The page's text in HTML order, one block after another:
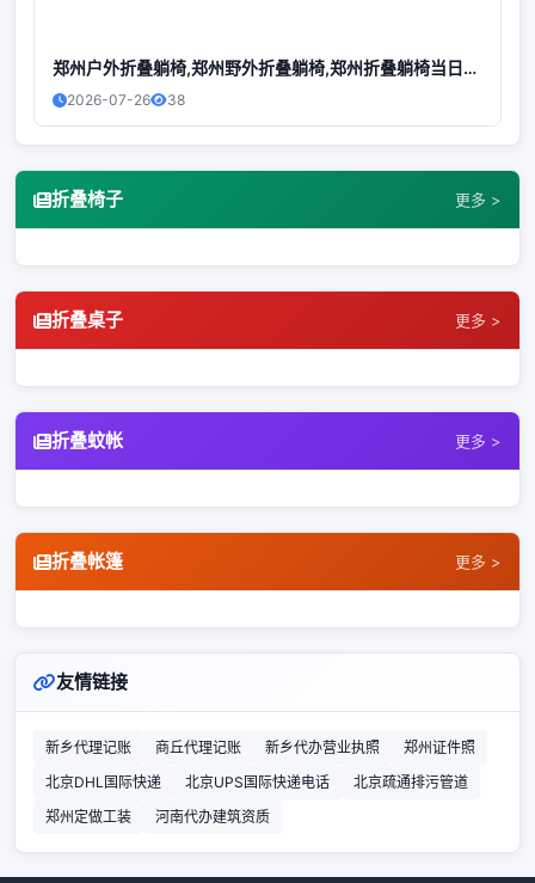
郑州户外折叠躺椅,郑州野外折叠躺椅,郑州折叠躺椅当日送货
2026-07-26 38
折叠椅子 更多 >
折叠桌子 更多 >
折叠蚊帐 更多 >
折叠帐篷 更多 >
友情链接
新乡代理记账 商丘代理记账 新乡代办营业执照
郑州证件照
北京DHL国际快递
北京UPS国际快递电话
北京疏通排污管道
郑州定做工装
河南代办建筑资质